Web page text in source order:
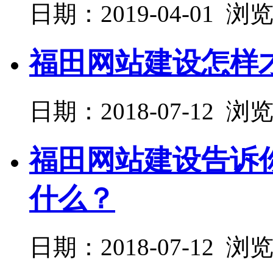
日期：2019-04-01 浏
福田网站建设怎样
日期：2018-07-12 浏
福田网站建设告诉
什么？
日期：2018-07-12 浏